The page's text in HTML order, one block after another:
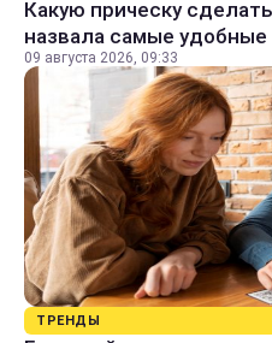
Какую прическу
назвала самые
09 августа 2026, 09:33
ТРЕНДЫ